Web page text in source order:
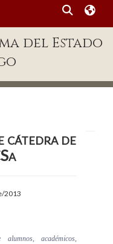
del Estado
cátedra de
2013
académicos,